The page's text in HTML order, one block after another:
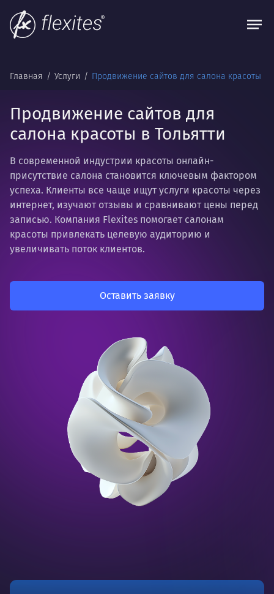
Главная Услуги Продвижение сайтов для салона красоты
Продвижение сайтов для
салона красоты в Тольятти
В современной индустрии красоты онлайн-
присутствие салона становится ключевым фактором
успеха. Клиенты все чаще ищут услуги красоты через
интернет, изучают отзывы и сравнивают цены перед
записью. Компания Flexites помогает салонам
красоты привлекать целевую аудиторию и
увеличивать поток клиентов.
Оставить заявку